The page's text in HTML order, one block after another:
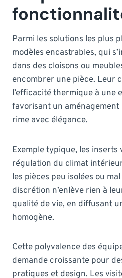
Parmi les solutions les plus
modèles encastrables, qui
dans des cloisons ou
encombrer une pièce. Leur
l’efficacité thermique à une
favorisant un
rime avec élégance.
Exemple typique, les
régulation du climat
les pièces peu isolées ou
discrétion n’enlève rien à
qualité de vie, en diffusant
homogène.
Cette polyvalence des
demande croissante pour
pratiques et design. Les